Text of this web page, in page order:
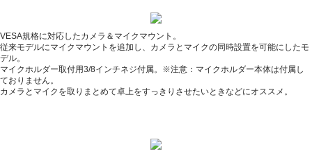
VESA規格に対応したカメラ＆マイクマウント。
従来モデルにマイクマウントを追加し、カメラとマイクの同時設置を可能にしたモ
デル。
マイクホルダー取付用3/8インチネジ付属。※注意：マイクホルダー本体は付属し
ておりません。
カメラとマイクを取りまとめて卓上をすっきりさせたいときなどにオススメ。